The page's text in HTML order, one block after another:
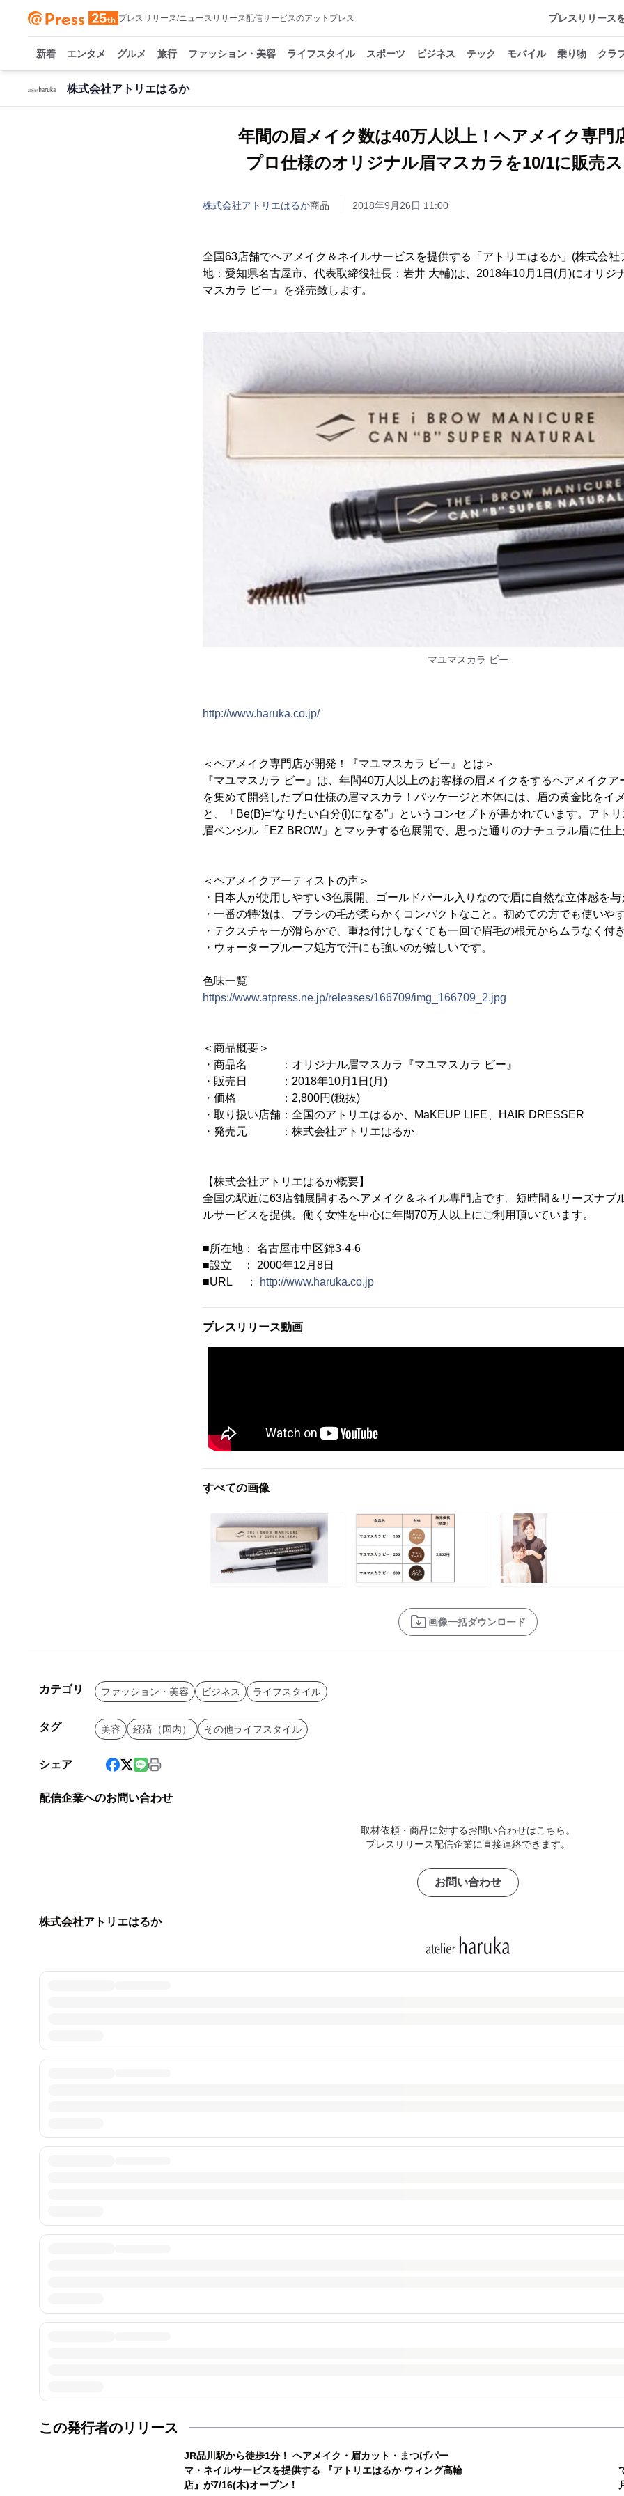
プレスリリース/ニュースリリース配信サービスのアットプレス プレスリリース
新着 エンタメ グルメ 旅行 ファッション・美容 ライフスタイル スポーツ ビジネス テック モバイル 乗り物 クラ
株式会社アトリエはるか
年間の眉メイク数は40万人以上！ヘアメイク専
プロ仕様のオリジナル眉マスカラを10/1に販売ス
株式会社アトリエはるか商品 2018年9月26日 11:00
全国63店舗でヘアメイク＆ネイルサービスを提供する「アトリエはるか」(株式会社
地：愛知県名古屋市、代表取締役社長：岩井 大輔)は、2018年10月1日(月)にオリジ
マスカラ ビー』を発売致します。
マユマスカラ ビー
http://www.haruka.co.jp/
＜ヘアメイク専門店が開発！『マユマスカラ ビー』とは＞
『マユマスカラ ビー』は、年間40万人以上のお客様の眉メイクをするヘアメイク
を集めて開発したプロ仕様の眉マスカラ！パッケージと本体には、眉の黄金比をイ
と、「Be(B)=“なりたい自分(i)になる”」というコンセプトが書かれています。アト
眉ペンシル「EZ BROW」とマッチする色展開で、思った通りのナチュラル眉に仕上
＜ヘアメイクアーティストの声＞
・日本人が使用しやすい3色展開。ゴールドパール入りなので眉に自然な立体感を与
・一番の特徴は、ブラシの毛が柔らかくコンパクトなこと。初めての方でも使いやす
・テクスチャーが滑らかで、重ね付けしなくても一回で眉毛の根元からムラなく付き
・ウォータープルーフ処方で汗にも強いのが嬉しいです。
色味一覧
https://www.atpress.ne.jp/releases/166709/img_166709_2.jpg
＜商品概要＞
・商品名 ：オリジナル眉マスカラ『マユマスカラ ビー』
・販売日 ：2018年10月1日(月)
・価格 ：2,800円(税抜)
・取り扱い店舗：全国のアトリエはるか、MaKEUP LIFE、HAIR DRESSER
・発売元 ：株式会社アトリエはるか
【株式会社アトリエはるか概要】
全国の駅近に63店舗展開するヘアメイク＆ネイル専門店です。短時間＆リーズナブ
ルサービスを提供。働く女性を中心に年間70万人以上にご利用頂いています。
■所在地： 名古屋市中区錦3-4-6
■設立 ： 2000年12月8日
■URL ：
http://www.haruka.co.jp
プレスリリース動画
すべての画像
画像一括ダウンロード
カテゴリ ファッション・美容 ビジネス ライフスタイル
タグ 美容 経済（国内） その他ライフスタイル
シェア
配信企業へのお問い合わせ
取材依頼・商品に対するお問い合わせはこちら。
プレスリリース配信企業に直接連絡できます。
お問い合わせ
株式会社アトリエはるか
この発行者のリリース
JR品川駅から徒歩1分！ ヘアメイク・眉カット・まつげパー
マ・ネイルサービスを提供する 『アトリエはるか ウィング高輪
店』が7/16(木)オープン！